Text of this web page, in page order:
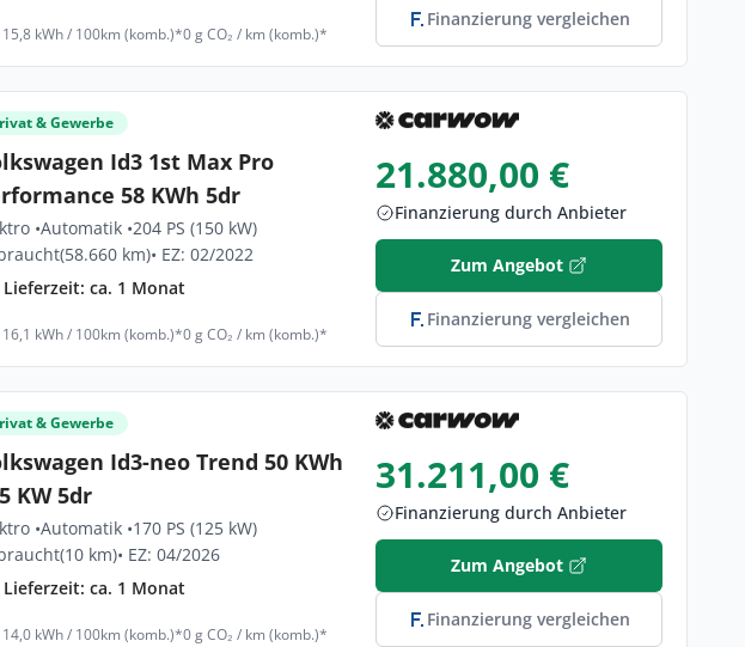
15,8 kWh / 100km (komb.)*0 g CO₂ / km (komb.)*
Finanzierung vergleichen
& Gewerbe
Id3 1st Max Pro
58 KWh 5dr
•Automatik •204 PS (150 kW)
(58.660 km)• EZ: 02/2022
Lieferzeit: ca. 1 Monat
16,1 kWh / 100km (komb.)*0 g CO₂ / km (komb.)*
21.880,00 €
Finanzierung durch Anbieter
Zum Angebot
Finanzierung vergleichen
& Gewerbe
Id3-neo Trend 50 KWh
KW 5dr
•Automatik •170 PS (125 kW)
(10 km)• EZ: 04/2026
Lieferzeit: ca. 1 Monat
14,0 kWh / 100km (komb.)*0 g CO₂ / km (komb.)*
31.211,00 €
Finanzierung durch Anbieter
Zum Angebot
Finanzierung vergleichen